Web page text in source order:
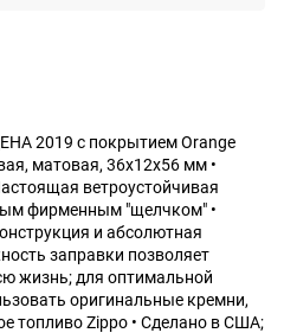
2019 с покрытием Orange
матовая, 36x12x56 мм •
ветроустойчивая
фирменным "щелчком" •
и абсолютная
заправки позволяет
жизнь; для оптимальной
оригинальные кремни,
топливо Zippo • Сделано в США;